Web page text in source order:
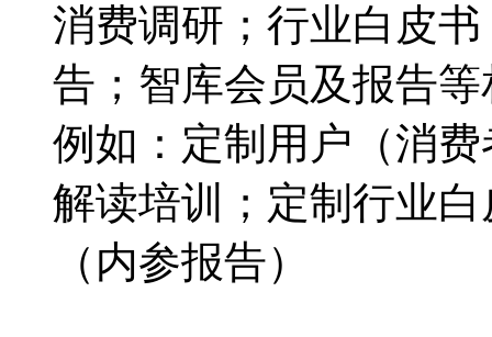
消费调研；行业白皮
告；智库会员及报告
例如：定制用户（消
解读培训；定制行业
（内参报告）